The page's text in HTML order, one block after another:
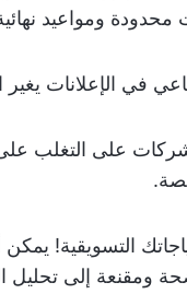
ومواعيد
في الإعلانات يغير
على التغلب
التسويقية!
ومقنعة إلى تحليل